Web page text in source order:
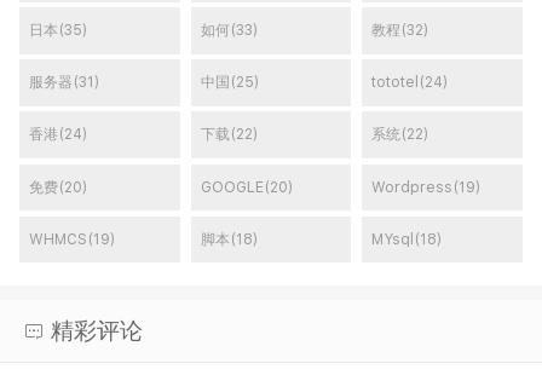
日本(35) 如何(33) 教程(32)
服务器(31) 中国(25) tototel(24)
香港(24) 下载(22) 系统(22)
免费(20) GOOGLE(20) Wordpress(19)
WHMCS(19) 脚本(18) MYsql(18)
精彩评论